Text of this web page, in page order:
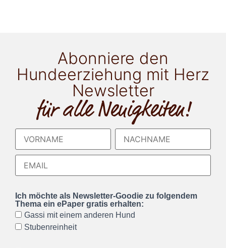
Abonniere den
Hundeerziehung mit Herz
Newsletter
für alle Neuigkeiten!
Ich möchte als Newsletter-Goodie zu folgendem
Thema ein ePaper gratis erhalten:
Gassi mit einem anderen Hund
Stubenreinheit